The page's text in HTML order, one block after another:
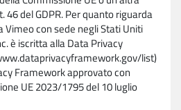
46 del GDPR. Per quanto riguarda
con sede negli Stati Uniti
è iscritta alla Data Privacy
list)
Framework approvato con
UE 2023/1795 del 10 luglio